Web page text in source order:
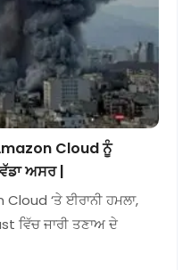
Cloud ਨੂੰ
ਅਸਰ |
‘ਤੇ ਈਰਾਨੀ ਹਮਲਾ,
ਵਿੱਚ ਜਾਰੀ ਤਣਾਅ ਦੇ